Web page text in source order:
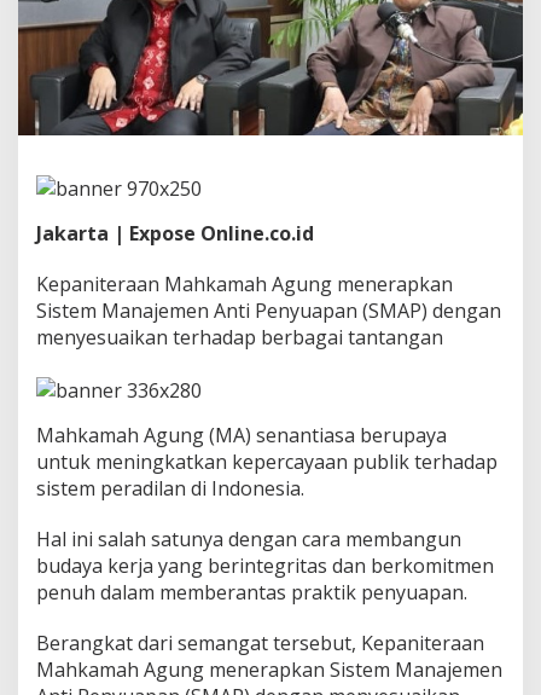
j
a
y
a
n
g
n
e
g
r
i
,
n
i
a
n
g
h
M
Jakarta | Expose Online.co.id
Kepaniteraan Mahkamah Agung menerapkan
Sistem Manajemen Anti Penyuapan (SMAP) dengan
menyesuaikan terhadap berbagai tantangan
Mahkamah Agung (MA) senantiasa berupaya
untuk meningkatkan kepercayaan publik terhadap
sistem peradilan di Indonesia.
Hal ini salah satunya dengan cara membangun
budaya kerja yang berintegritas dan berkomitmen
penuh dalam memberantas praktik penyuapan.
Berangkat dari semangat tersebut, Kepaniteraan
Mahkamah Agung menerapkan Sistem Manajemen